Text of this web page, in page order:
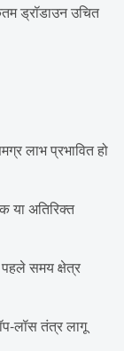
ड्रॉडाउन उचित
लाभ प्रभावित हो
या अतिरिक्त
समय क्षेत्र
लॉस तंत्र लागू